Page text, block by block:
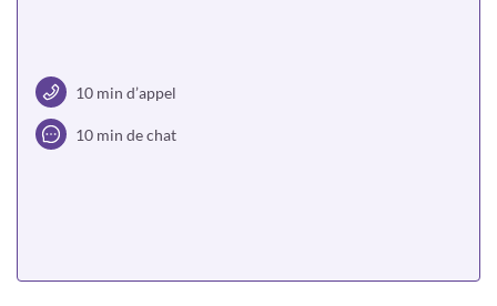
10 min d’appel
10 min de chat